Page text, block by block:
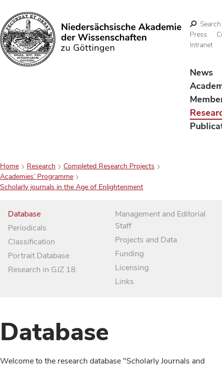
Search
Search
Press
Intranet
News
Home Research
Completed Research Projects
Academies’ Programme
Scholarly journals in the Age of Enlightenment
Database
Periodicals
Classification
Portrait Database
Research in GJZ 18
Management and Editorial
Staff
Projects and Data
Funding
Licensing
Links
Database
Welcome to the research database "Scholarly Journals and